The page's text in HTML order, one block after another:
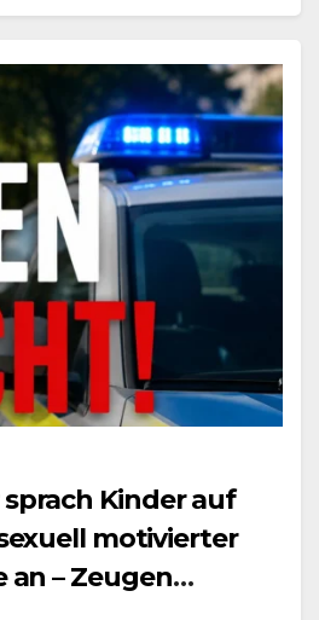
Kinder auf
motivierter
an – Zeugen